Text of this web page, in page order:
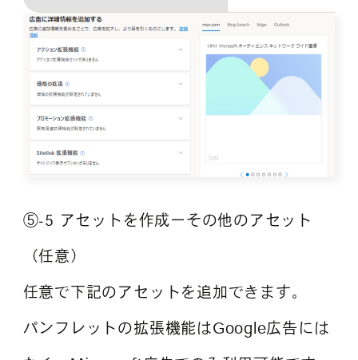
⑤-5 アセットを作成ーその他のアセット
（任意）
任意で下記のアセットを追加できます。
パンフレットの拡張機能はGoogle広告には